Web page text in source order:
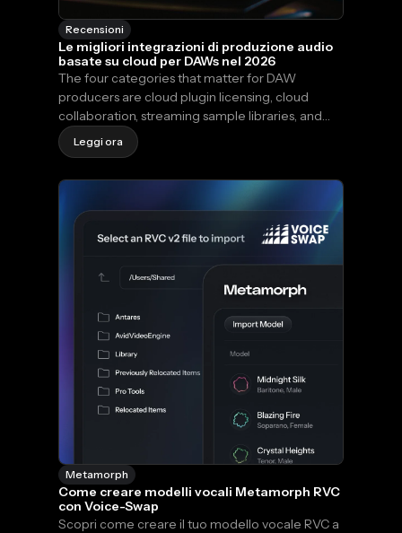
Recensioni
Le migliori integrazioni di produzione audio
basate su cloud per DAWs nel 2026
The four categories that matter for DAW
producers are cloud plugin licensing, cloud
collaboration, streaming sample libraries, and
cloud mastering. AutoTune Unlimited delivers
the most frictionless cross-device plugin access
on every Mac or Windows machine on your
account via VST3, AU, and AAX.
Leggi ora
Metamorph
Come creare modelli vocali Metamorph RVC
con Voice-Swap
Scopri come creare il tuo modello vocale RVC a